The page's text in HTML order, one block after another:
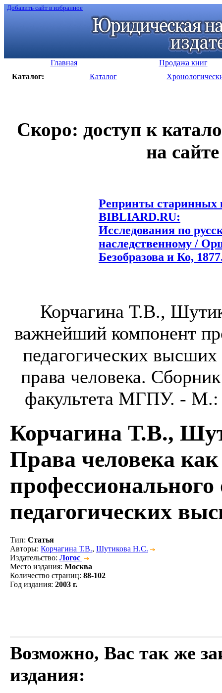
Добавить сайт в избранное
Главная
Продажа книг
Каталог:
Каталог
Скоро: доступ к
на
Репринты старинных
BIBLIARD.RU:
Исследования по
наследственному /
Безобразова и Ко,
Корчагина Т.В.,
важнейший компонент
педагогических
права человека.
факультета МГПУ. - М.:
Корчагина Т.В.,
Права человека
профессионального
педагогических
Тип: Статья
Авторы: Корчагина Т.В., Шутикова Н.С.
Издательство: Логос
Место издания: Москва
Количество страниц: 88-102
Год издания: 2003 г.
Возможно, Вас так же
издания: